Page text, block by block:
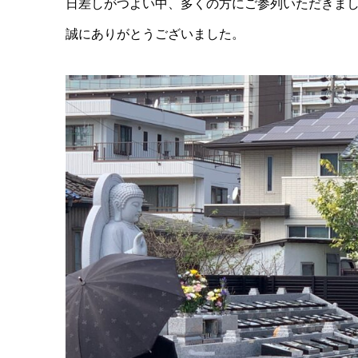
日差しがつよい中、多くの方にご参列いただきま
誠にありがとうございました。